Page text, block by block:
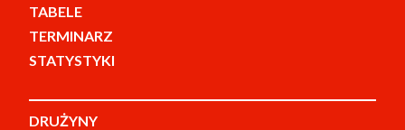
TABELE
TERMINARZ
STATYSTYKI
DRUŻYNY